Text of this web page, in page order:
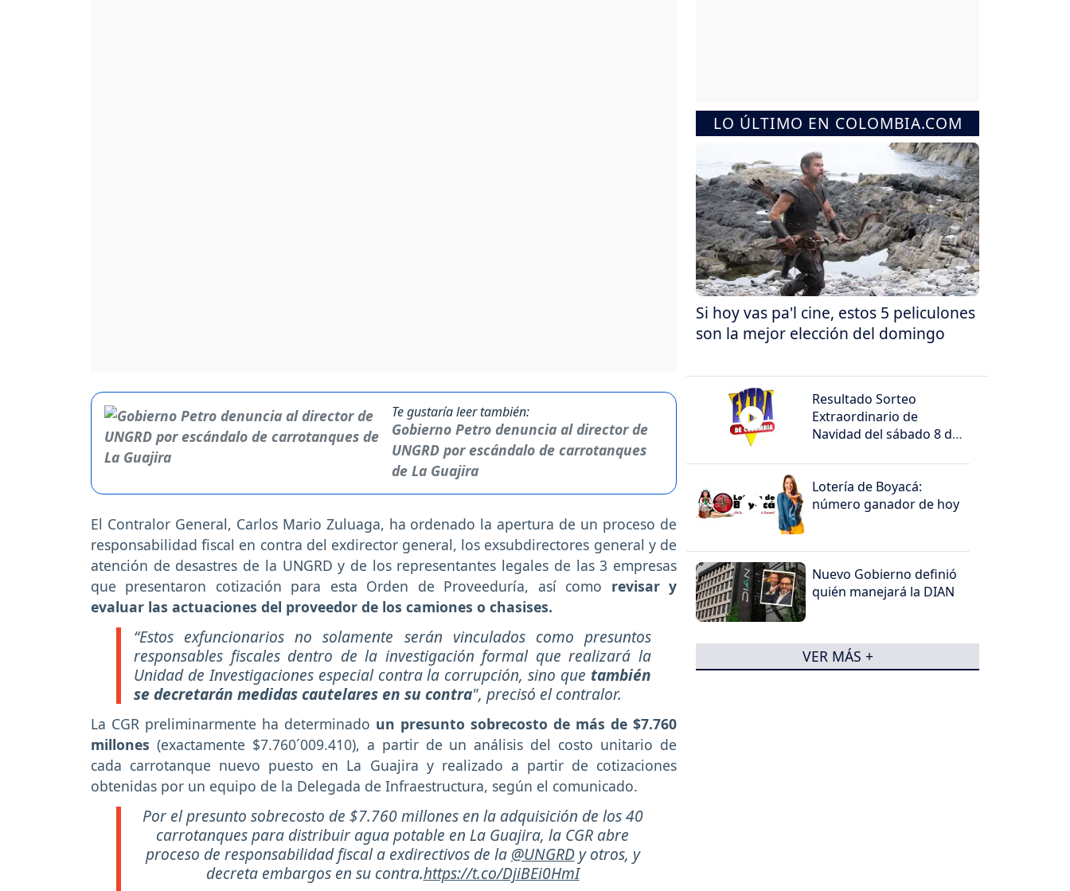
Te gustaría leer también:
Gobierno Petro denuncia al director de
UNGRD por escándalo de carrotanques
de La Guajira
El Contralor General, Carlos Mario Zuluaga, ha ordenado la apertura de un proceso de
responsabilidad fiscal en contra del exdirector general, los exsubdirectores general y de
atención de desastres de la UNGRD y de los representantes legales de las 3 empresas
que presentaron cotización para esta Orden de Proveeduría, así como revisar y
evaluar las actuaciones del proveedor de los camiones o chasises.
“Estos exfuncionarios no solamente serán vinculados como presuntos
responsables fiscales dentro de la investigación formal que realizará la
Unidad de Investigaciones especial contra la corrupción, sino que también
se decretarán medidas cautelares en su contra", precisó el contralor.
La CGR preliminarmente ha determinado un presunto sobrecosto de más de $7.760
millones (exactamente $7.760´009.410), a partir de un análisis del costo unitario de
cada carrotanque nuevo puesto en La Guajira y realizado a partir de cotizaciones
obtenidas por un equipo de la Delegada de Infraestructura, según el comunicado.
Por el presunto sobrecosto de $7.760 millones en la adquisición de los 40
carrotanques para distribuir agua potable en La Guajira, la CGR abre
proceso de responsabilidad fiscal a exdirectivos de la @UNGRDy otros, y
decreta embargos en su contra.https://t.co/DjiBEi0HmI
LO ÚLTIMO EN COLOMBIA.COM
Si hoy vas pa'l cine, estos 5 peliculones
son la mejor elección del domingo
Resultado Sorteo
Extraordinario de
Navidad del sábado 8 de
Lotería de Boyacá:
número ganador de hoy
Nuevo Gobierno definió
quién manejará la DIAN
VER MÁS +